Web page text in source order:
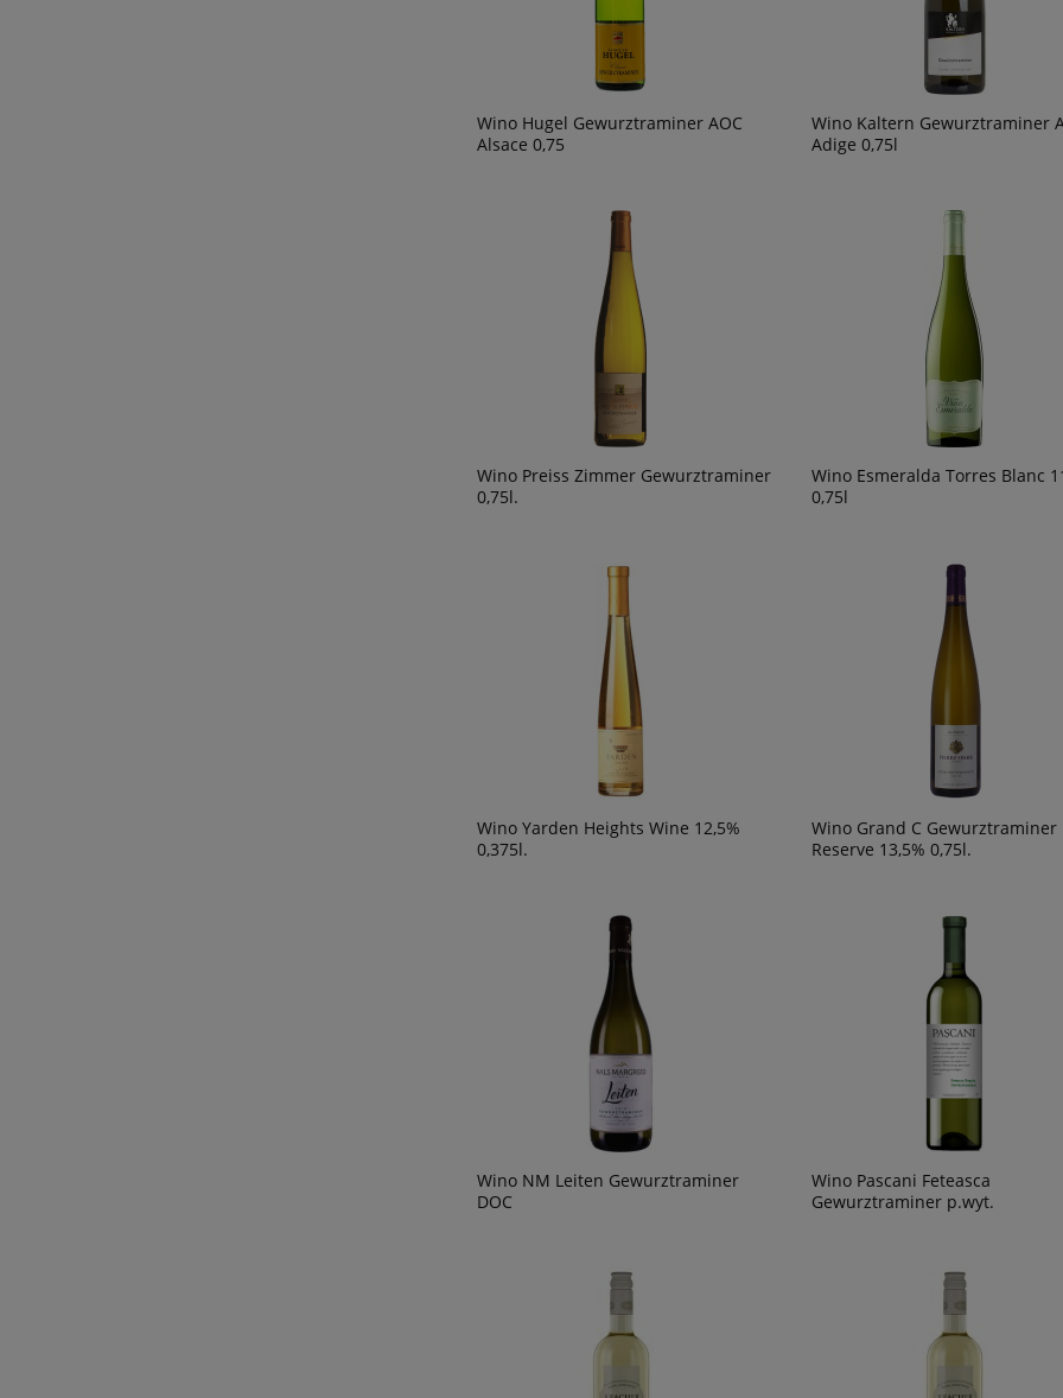
Wino Hugel Gewurztraminer AOC
Alsace 0,75
Wino Kaltern Gewurztraminer
Adige 0,75l
Wino Preiss Zimmer Gewurztraminer
0,75l.
Wino Esmeralda Torres Blanc
0,75l
Wino Yarden Heights Wine 12,5%
0,375l.
Wino Grand C Gewurztraminer
Reserve 13,5% 0,75l.
Wino NM Leiten Gewurztraminer
DOC
Wino Pascani Feteasca
Gewurztraminer p.wyt.